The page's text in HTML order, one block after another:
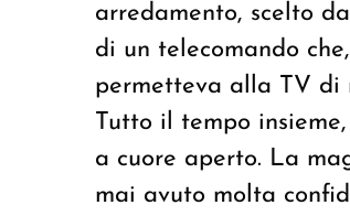
arredamento, scelto
di un telecomando
permetteva alla TV di
Tutto il tempo
a cuore aperto. La
mai avuto molta